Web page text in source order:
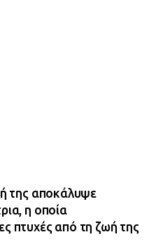
της αποκάλυψε
η οποία
πτυχές από τη ζωή της